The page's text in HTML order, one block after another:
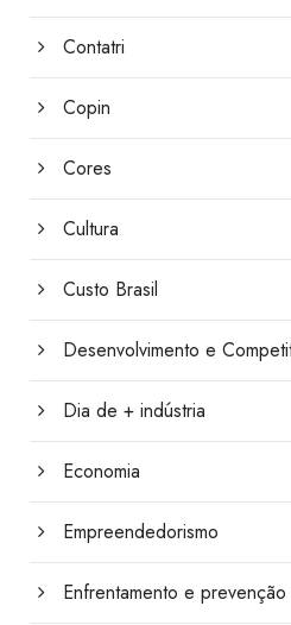
Contatri
Copin
Cores
Cultura
Custo Brasil
Desenvolvimento e
Dia de + indústria
Economia
Empreendedorismo
Enfrentamento e